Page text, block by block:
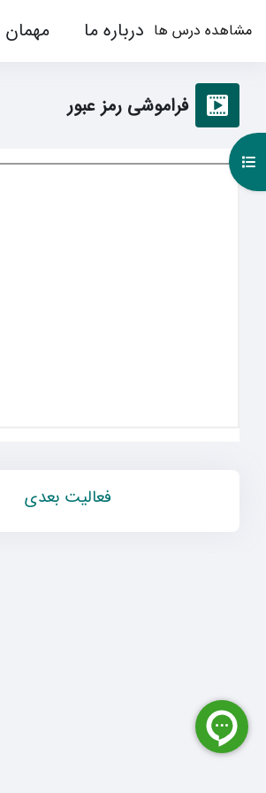
مشاهده درس ها درباره ما مهمان
فراموشی رمز عبور
باز کردن فهرست درس
فعالیت بعدی